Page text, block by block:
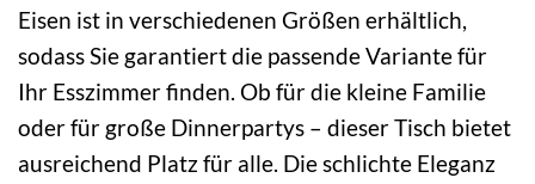
Eisen ist in verschiedenen Größen erhältlich,
sodass Sie garantiert die passende Variante für
Ihr Esszimmer finden. Ob für die kleine Familie
oder für große Dinnerpartys – dieser Tisch bietet
ausreichend Platz für alle. Die schlichte Eleganz